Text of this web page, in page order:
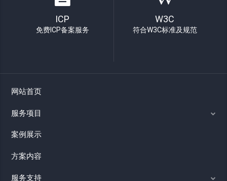
ICP
免费ICP备案服务
W3C
符合W3C标准及规范
网站首页
服务项目
案例展示
方案内容
服务支持